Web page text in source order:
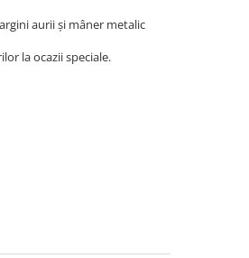
aurii și mâner metalic
la ocazii speciale.